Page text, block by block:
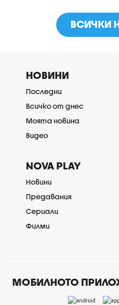
ВСИЧКИ
НОВИНИ
Последни
Всичко от днес
Моята новина
Видео
NOVA PLAY
Новини
Предавания
Сериали
Филми
МОБИЛНОТО